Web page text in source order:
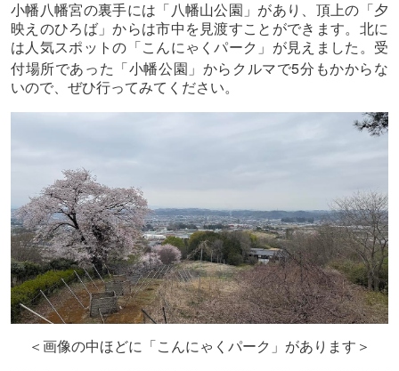
小幡八幡宮の裏手には「八幡山公園」があり、頂上の「夕
映えのひろば」からは市中を見渡すことができます。北に
は人気スポットの「こんにゃくパーク」が見えました。受
付場所であった「小幡公園」からクルマで5分もかからな
いので、ぜひ行ってみてください。
＜画像の中ほどに「こんにゃくパーク」があります＞